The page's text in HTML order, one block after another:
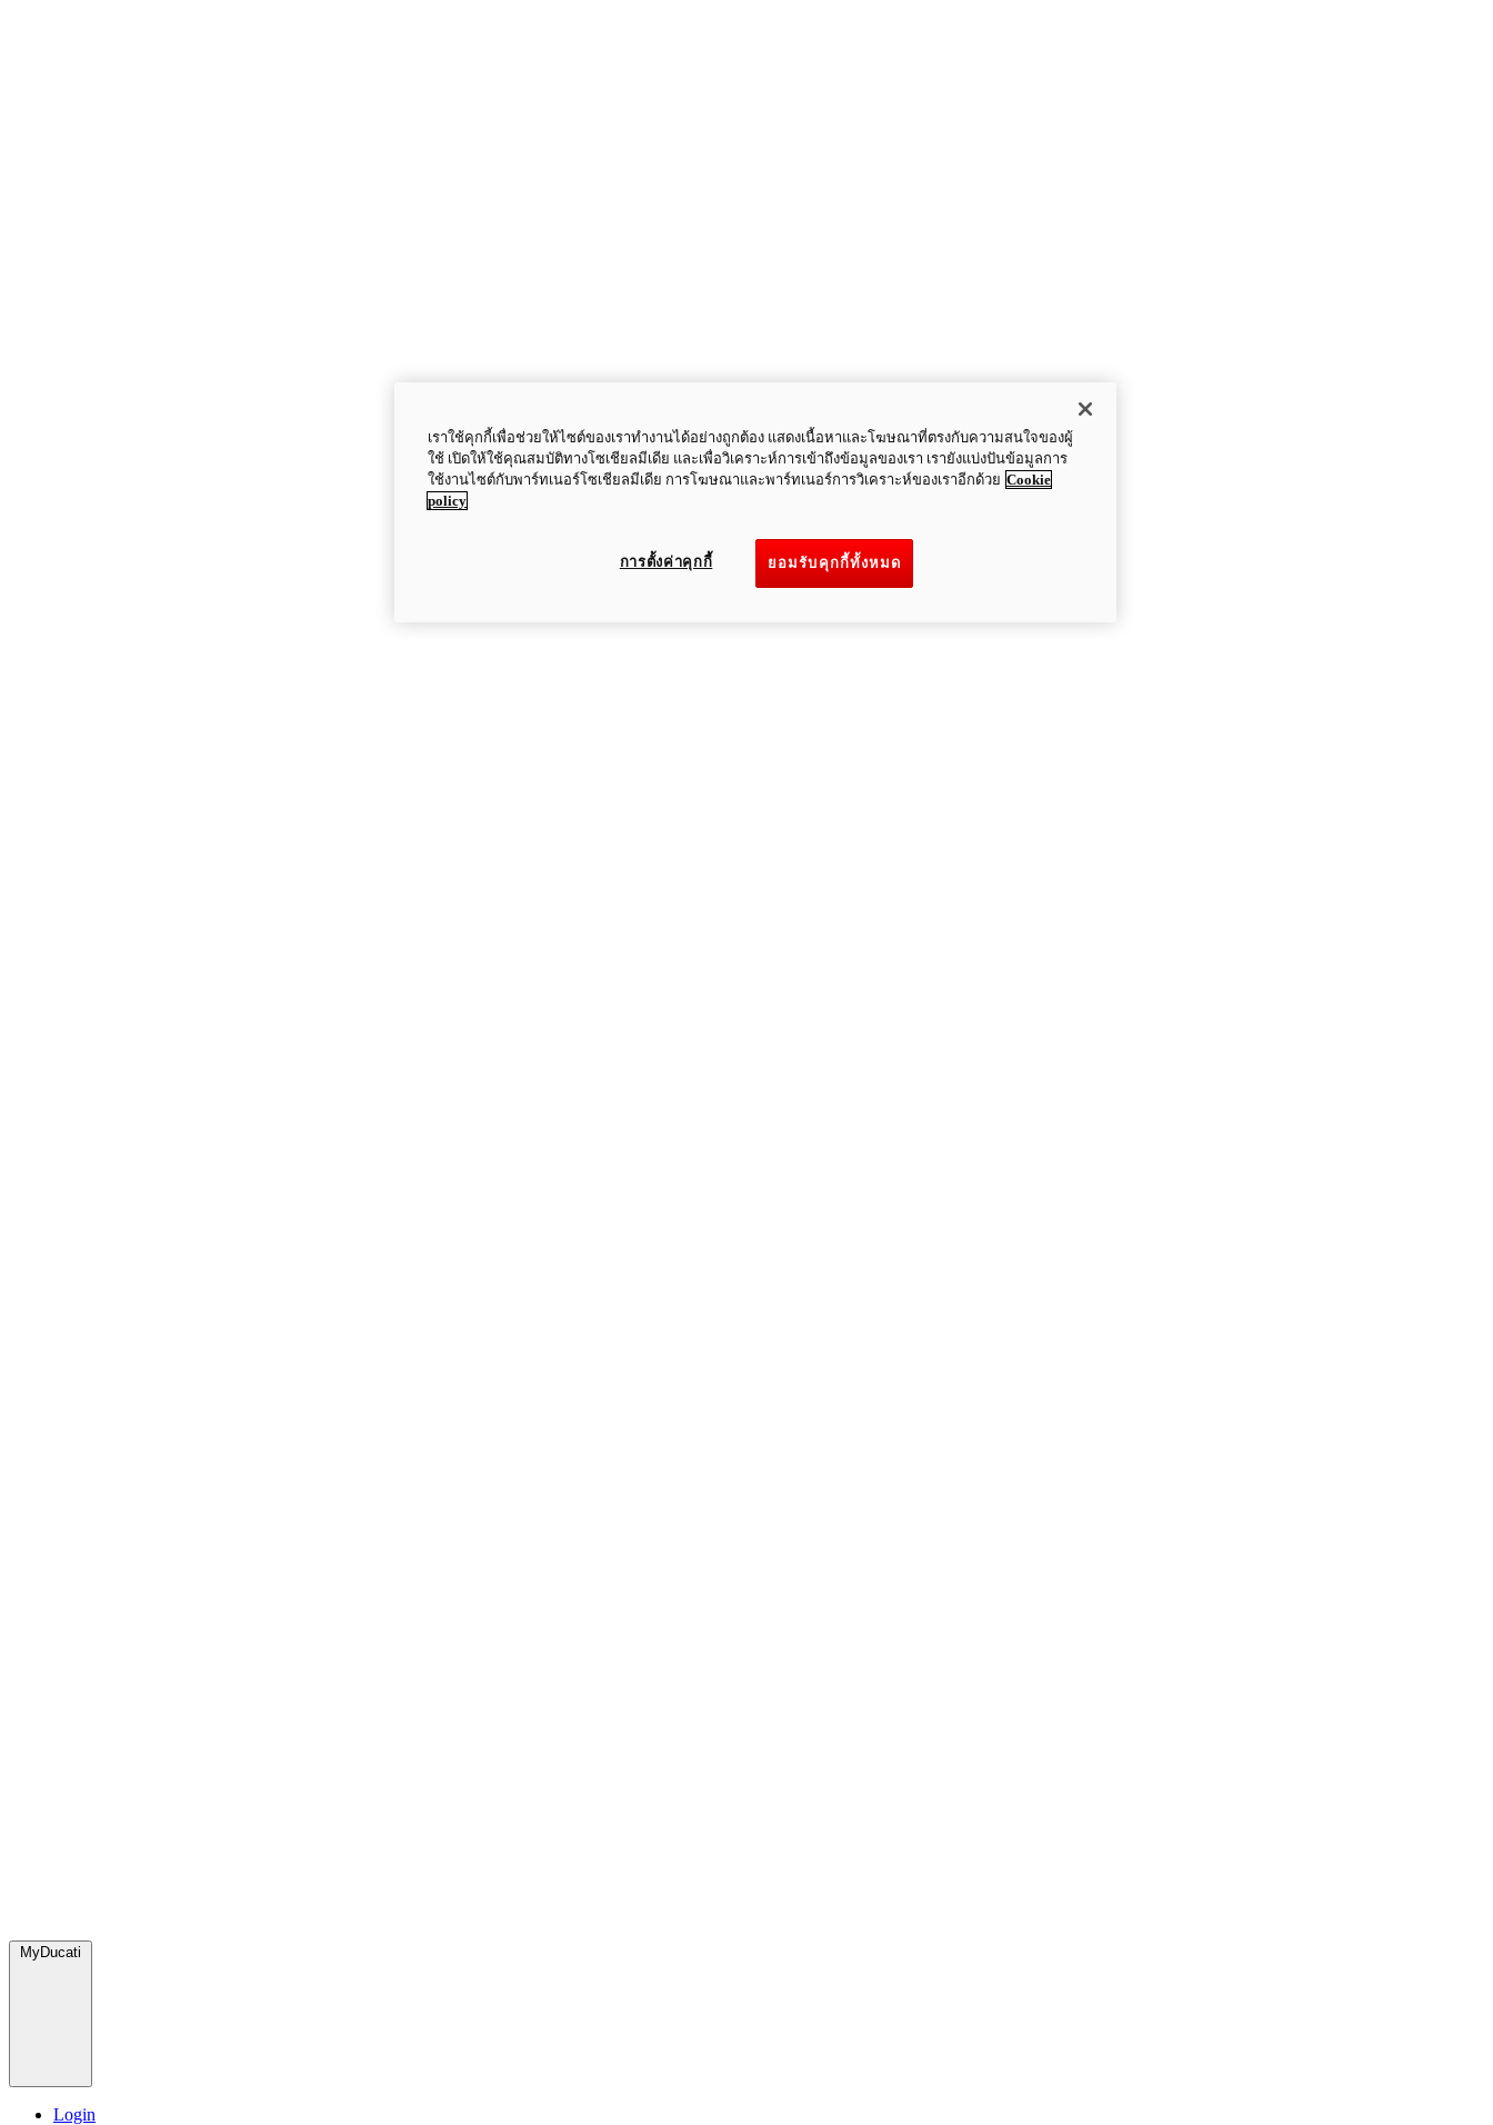
MyDucati
Login
เราใช้คุกกี้เพื่อช่วยให้ไซต์ของเราทำงานได้อย่างถูกต้อง แสดงเนื้อหาและโฆษณาที่ตรงกับความสนใจของผู้
ใช้ เปิดให้ใช้คุณสมบัติทางโซเชียลมีเดีย และเพื่อวิเคราะห์การเข้าถึงข้อมูลของเรา เรายังแบ่งปันข้อมูลการ
ใช้งานไซต์กับพาร์ทเนอร์โซเชียลมีเดีย การโฆษณาและพาร์ทเนอร์การวิเคราะห์ของเราอีกด้วย Cookie
policy
ยอมรับคุกกี้ทั้งหมด
การตั้งค่าคุกกี้